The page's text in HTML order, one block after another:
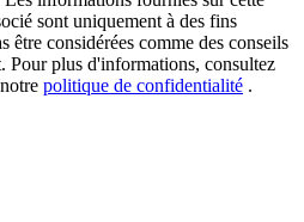
10% APR
| Daily Rewards
sont uniquement à des fins
être considérées comme des conseils
Pour plus d'informations, consultez
politique de confidentialité .